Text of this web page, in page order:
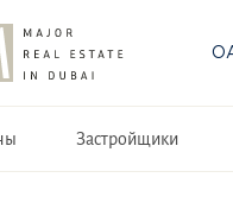
Застройщики